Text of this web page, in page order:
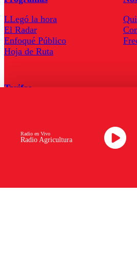
Radio Agricultura
Radio en Vivo
LLegó la hora
El Radar
Enfoqué Público
Hoja de Ruta
Tarifas
Descarga la